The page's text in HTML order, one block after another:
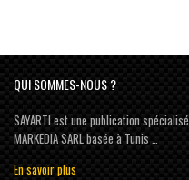
QUI SOMMES-NOUS ?
SAYARTI est une publication
MARKEDIA SARL basée à Tunis …
En savoir plus